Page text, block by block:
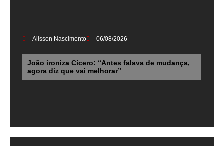
Alisson Nascimento 06/08/2026
João ironiza Cícero: “Antes falava de mudança,
agora diz que vai melhorar”